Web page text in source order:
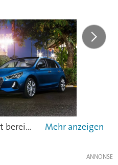
Der neue Hyundai i30 zeigt bereits das aktualisierte Markengesicht.